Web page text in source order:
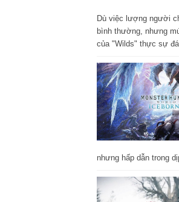
Dù việc lượng người
bình thường, nhưng
của "Wilds" thực sự
nhưng hấp dẫn trong